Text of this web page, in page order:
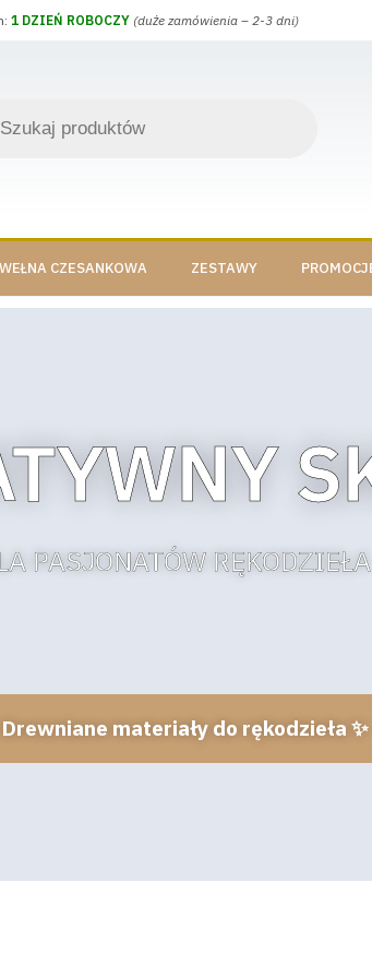
1 DZIEŃ ROBOCZY (duże zamówienia – 2-3 dni)
WEŁNA CZESANKOWA ZESTAWY
PASJONATÓW RĘKODZIEŁA
Drewniane materiały do rękodzieła ✨